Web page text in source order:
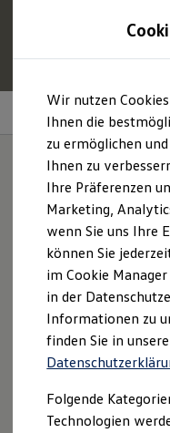
Hauptinhalt
springen
Footer
springen
Profitieren Sie von bis
Hybridmodelle.
Mehr zur E‑Auto-
Modelle und
Konfigurator
Modelle
Konfiguration
Autosuche
Elektroautos
ENERGY
Nutzfahrzeuge
SUV und CUV
Familienautos
Kombis
Sportwagen
Schnell verfügbare
Angebote und
Aktuelle
E-Auto-
Volkswagen
Für alle,
Wir nutzen
Ihnen die
zu ermöglichen
Ihnen zu
Ihre Präferenzen
Marketing,
wenn Sie uns Ihre
können Sie
im Cookie
in der
Informationen zu
finden Sie in
Folgende
Technologien